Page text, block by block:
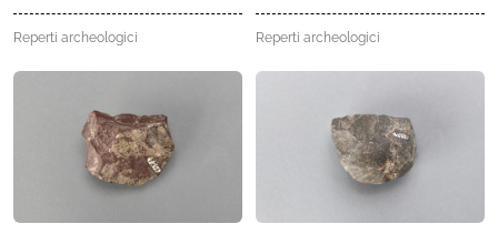
Reperti archeologici Reperti archeologici